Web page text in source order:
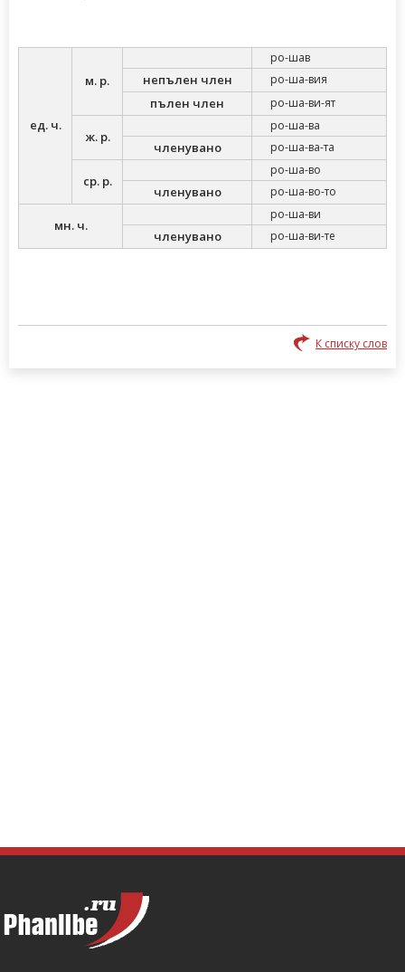
ед. ч.
м. р.
ро-шав
непълен член ро-ша-вия
пълен член ро-ша-ви-ят
ж. р.
ро-ша-ва
членувано ро-ша-ва-та
ср. р.
ро-ша-во
членувано ро-ша-во-то
мн. ч.
ро-ша-ви
членувано ро-ша-ви-те
К списку слов